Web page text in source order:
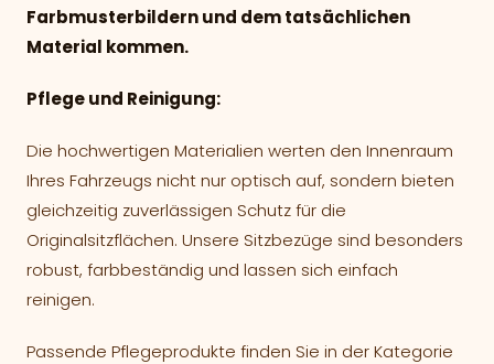
Farbmusterbildern und dem tatsächlichen
Material kommen.
Pflege und Reinigung:
Die hochwertigen Materialien werten den Innenraum
Ihres Fahrzeugs nicht nur optisch auf, sondern bieten
gleichzeitig zuverlässigen Schutz für die
Originalsitzflächen. Unsere Sitzbezüge sind besonders
robust, farbbeständig und lassen sich einfach
reinigen.
Passende Pflegeprodukte finden Sie in der Kategorie